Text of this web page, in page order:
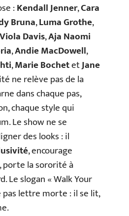
:Kendall Jenner,Cara
Bruna,Luma Grothe,
Viola Davis,Aja Naomi
,Andie MacDowell,
,Marie BochetetJane
ne relève pas de la
dans chaque pas,
chaque style qui
Le show ne se
des looks : il
, encourage
, porte la sororité à
Le slogan « Walk Your
lettre morte : il se lit,